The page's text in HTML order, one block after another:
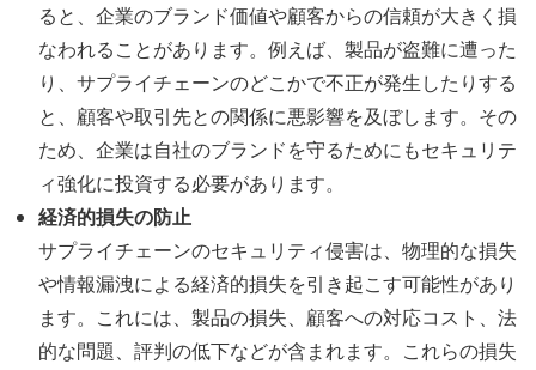
ると、企業のブランド価値や顧客からの信頼が大きく損
なわれることがあります。例えば、製品が盗難に遭った
り、サプライチェーンのどこかで不正が発生したりする
と、顧客や取引先との関係に悪影響を及ぼします。その
ため、企業は自社のブランドを守るためにもセキュリテ
ィ強化に投資する必要があります。
経済的損失の防止
サプライチェーンのセキュリティ侵害は、物理的な損失
や情報漏洩による経済的損失を引き起こす可能性があり
ます。これには、製品の損失、顧客への対応コスト、法
的な問題、評判の低下などが含まれます。これらの損失